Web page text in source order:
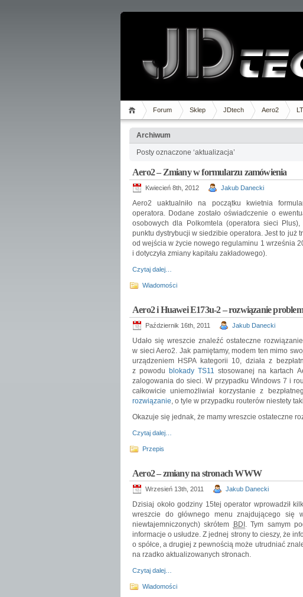
Forum Sklep JDtech Aero2
Archiwum
Posty oznaczone ‘aktualizacja’
Aero2 – Zmiany w formularzu zamówienia
Kwiecień 8th, 2012 Jakub Danecki
Aero2 uaktualniło na początku kwietnia
operatora. Dodane zostało oświadczenie o
osobowych dla Polkomtela (operatora sieci
punktu dystrybucji w siedzibie operatora. Jest to już
od wejścia w życie nowego regulaminu 1 września
i dotyczyła zmiany kapitału zakładowego).
Czytaj dalej…
Wiadomości
Aero2 i Huawei E173u-2 – rozwiązanie
Październik 16th, 2011 Jakub Danecki
Udało się wreszcie znaleźć ostateczne
w sieci Aero2. Jak pamiętamy, modem ten mimo
urządzeniem HSPA kategorii 10, działa z
z powodu blokady TS11stosowanej na kartach
zalogowania do sieci. W przypadku Windows 7 i
całkowicie uniemożliwiał korzystanie z
rozwiązanie, o tyle w przypadku routerów niestety
Okazuje się jednak, że mamy wreszcie ostateczne
Czytaj dalej…
Przepis
Aero2 – zmiany na stronach WWW
Wrzesień 13th, 2011 Jakub Danecki
Dzisiaj około godziny 15tej operator wprowadził
wreszcie do głównego menu znajdującego się
niewtajemniczonych) skrótem
BDI . Tym samym
informacje o usłudze. Z jednej strony to cieszy, że
o spółce, a drugiej z pewnością może utrudniać
na rzadko aktualizowanych stronach.
Czytaj dalej…
Wiadomości